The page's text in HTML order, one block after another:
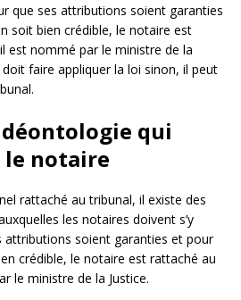
que ses attributions soient garanties
soit bien crédible, le notaire est
est nommé par le ministre de la
doit faire appliquer la loi sinon, il peut
déontologie qui
le notaire
rattaché au tribunal, il existe des
les notaires doivent s’y
attributions soient garanties et pour
crédible, le notaire est rattaché au
le ministre de la Justice.